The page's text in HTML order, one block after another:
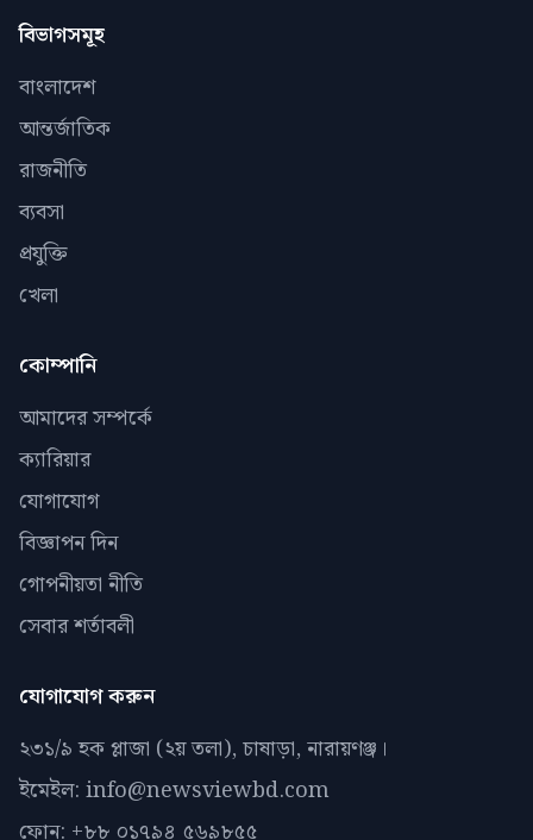
বিভাগসমূহ
বাংলাদেশ
আন্তর্জাতিক
রাজনীতি
ব্যবসা
প্রযুক্তি
খেলা
কোম্পানি
আমাদের সম্পর্কে
ক্যারিয়ার
যোগাযোগ
বিজ্ঞাপন দিন
গোপনীয়তা নীতি
সেবার শর্তাবলী
যোগাযোগ করুন
২৩১/৯ হক প্লাজা (২য় তলা), চাষাড়া, নারায়ণঞ্জ।
ইমেইল: info@newsviewbd.com
ফোন: +৮৮ ০১৭৯৪ ৫৬৯৮৫৫